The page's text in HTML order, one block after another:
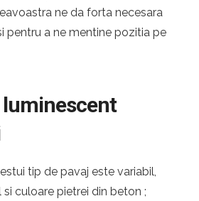
ne da forta necesara
pentru a ne mentine pozitia pe
tip de pavaj este variabil,
culoare pietrei din beton ;